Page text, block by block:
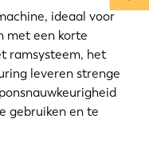
ideaal voor
met een korte
ramsysteem, het
leveren strenge
gebruiken en te